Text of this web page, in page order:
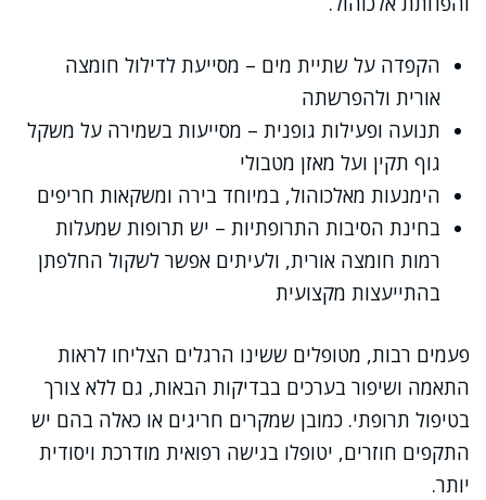
הקפדה על שתיית מים – מסייעת לדילול חומצה
אורית ולהפרשתה
תנועה ופעילות גופנית – מסייעות בשמירה על משקל
גוף תקין ועל מאזן מטבולי
הימנעות מאלכוהול, במיוחד בירה ומשקאות חריפים
בחינת הסיבות התרופתיות – יש תרופות שמעלות
רמות חומצה אורית, ולעיתים אפשר לשקול החלפתן
בהתייעצות מקצועית
פעמים רבות, מטופלים ששינו הרגלים הצליחו לראות
התאמה ושיפור בערכים בבדיקות הבאות, גם ללא צורך
בטיפול תרופתי. כמובן שמקרים חריגים או כאלה בהם יש
התקפים חוזרים, יטופלו בגישה רפואית מודרכת ויסודית
יותר.